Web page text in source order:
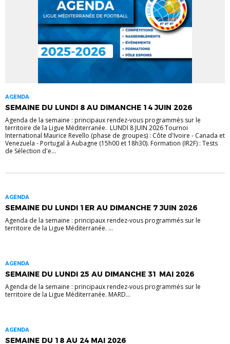
AGENDA
SEMAINE DU LUNDI 8 AU DIMANCHE 14 JUIN 2026
Agenda de la semaine : principaux rendez-vous programmés sur le
territoire de la Ligue Méditerranée. LUNDI 8 JUIN 2026 Tournoi
International Maurice Revello (phase de groupes) : Côte d'Ivoire - Canada et
Venezuela - Portugal à Aubagne (15h00 et 18h30). Formation (IR2F) : Tests
de Sélection d'e...
AGENDA
SEMAINE DU LUNDI 1ER AU DIMANCHE 7 JUIN 2026
Agenda de la semaine : principaux rendez-vous programmés sur le
territoire de la Ligue Méditerranée. ...
AGENDA
SEMAINE DU LUNDI 25 AU DIMANCHE 31 MAI 2026
Agenda de la semaine : principaux rendez-vous programmés sur le
territoire de la Ligue Méditerranée. MARD...
AGENDA
SEMAINE DU 18 AU 24 MAI 2026